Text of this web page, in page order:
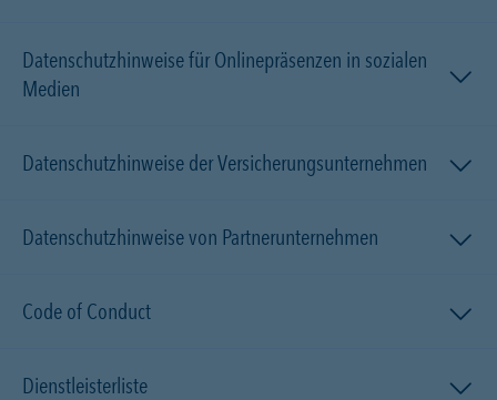
Datenschutzhinweise für Onlinepräsenzen in sozialen
Medien
Datenschutzhinweise der Versicherungsunternehmen
Datenschutzhinweise von Partnerunternehmen
Code of Conduct
Dienstleisterliste